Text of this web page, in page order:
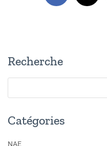
Recherche
Catégories
NAE